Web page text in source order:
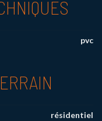
pvc
résidentiel